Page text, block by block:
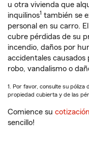
u otra vivienda que
inquilinos1 también se
personal en su carro.
cubre pérdidas de su
incendio, daños por
accidentales causados
robo, vandalismo o
1. Por favor, consulte su póliza
propiedad cubierta y de las
Comience su
sencillo!